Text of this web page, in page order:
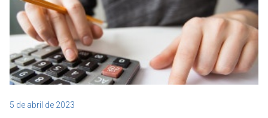
5 de abril de 2023